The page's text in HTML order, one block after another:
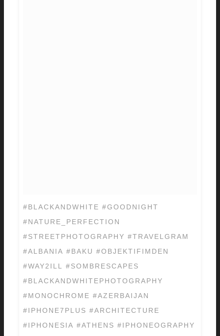
#BLACKANDWHITE #GOODNIGHT
#NATURE_PERFECTION
#STREETPHOTOGRAPHY #TRAVELGRAM
#ALBANIA #BAKU #OBJEKTIFIMDEN
#WAY2ILL #SOMBRESCAPES
#BLACKANDWHITEPHOTOGRAPHY
#MONOCHROME #AZERBAIJAN
#IPHONE7PLUS #ARCHITECTURE
#IPHONESIA #ATHENS #IPHONEOGRAPHY